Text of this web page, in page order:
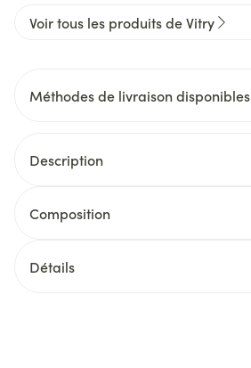
Voir tous les produits de Vitry
Méthodes de livraison disponibles
Description
Composition
Détails